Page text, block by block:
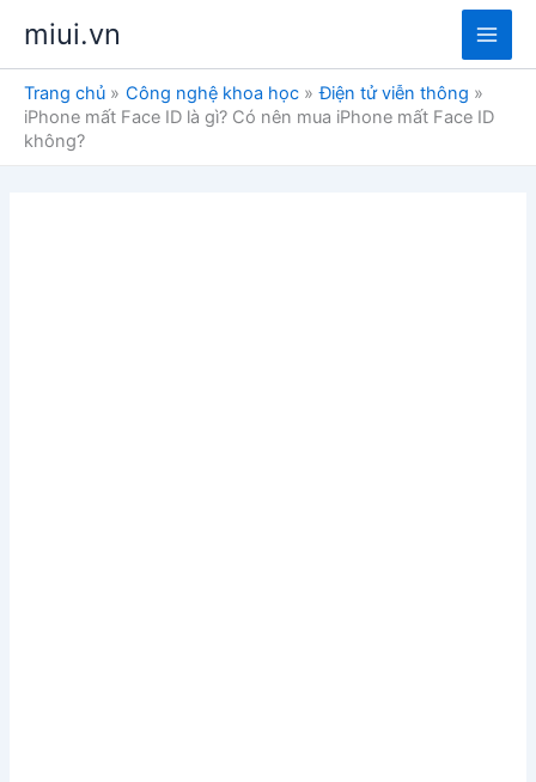
nội
dung
miui.vn
Main
Trang chủ Công nghệ khoa học
Điện tử viễn thông
iPhone mất Face ID là gì? Có nên mua iPhone mất Face ID
không?